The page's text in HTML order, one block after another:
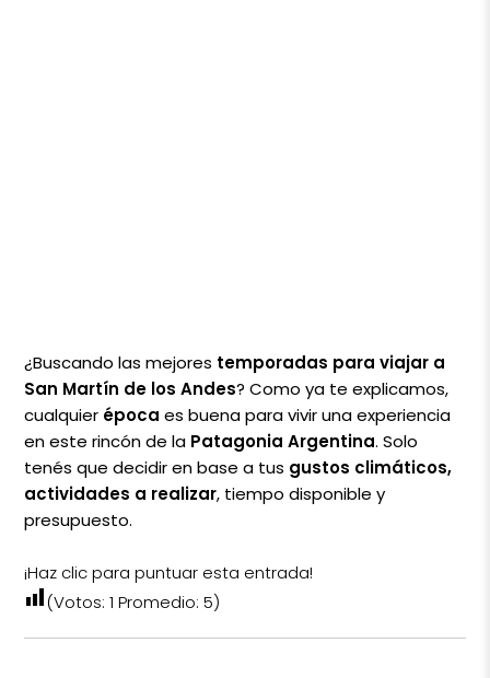
¿Buscando las mejores temporadas para viajar a
San Martín de los Andes? Como ya te explicamos,
cualquier época es buena para vivir una experiencia
en este rincón de la Patagonia Argentina. Solo
tenés que decidir en base a tus gustos climáticos,
actividades a realizar, tiempo disponible y
presupuesto.
¡Haz clic para puntuar esta entrada!
(Votos:1 Promedio:5)